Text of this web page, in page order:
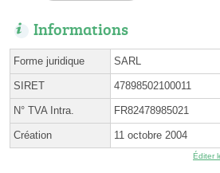
Informations
Forme juridique SARL
SIRET 47898502100011
N° TVA Intra. FR82478985021
Création 11 octobre 2004
Éditer